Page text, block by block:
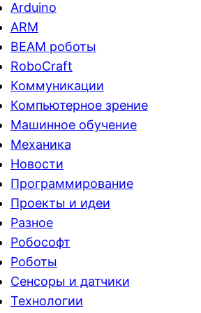
Arduino
ARM
BEAM роботы
RoboCraft
Коммуникации
Компьютерное зрение
Машинное обучение
Механика
Новости
Программирование
Проекты и идеи
Разное
Робософт
Роботы
Сенсоры и датчики
Технологии